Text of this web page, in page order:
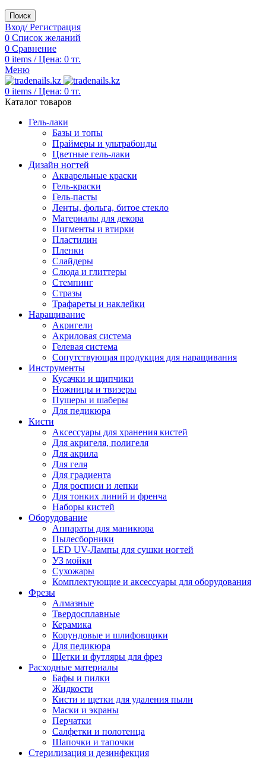
Поиск
Вход/ Регистрация
0 Список желаний
0 Сравнение
0 items / Цена: 0 тг.
Меню
0 items / Цена: 0 тг.
Каталог товаров
Гель-лаки
Базы и топы
Праймеры и ультрабонды
Цветные гель-лаки
Дизайн ногтей
Акварельные краски
Гель-краски
Гель-пасты
Ленты, фольга, битое стекло
Материалы для декора
Пигменты и втирки
Пластилин
Пленки
Слайдеры
Слюда и глиттеры
Стемпинг
Стразы
Трафареты и наклейки
Наращивание
Акригели
Акриловая система
Гелевая система
Сопутствующая продукция для наращивания
Инструменты
Кусачки и щипчики
Ножницы и твизеры
Пушеры и шаберы
Для педикюра
Кисти
Аксессуары для хранения кистей
Для акригеля, полигеля
Для акрила
Для геля
Для градиента
Для росписи и лепки
Для тонких линий и френча
Наборы кистей
Оборудование
Аппараты для маникюра
Пылесборники
LED UV-Лампы для сушки ногтей
УЗ мойки
Сухожары
Комплектующие и аксессуары для оборудования
Фрезы
Алмазные
Твердосплавные
Керамика
Корундовые и шлифовщики
Для педикюра
Щетки и футляры для фрез
Расходные материалы
Бафы и пилки
Жидкости
Кисти и щетки для удаления пыли
Маски и экраны
Перчатки
Салфетки и полотенца
Шапочки и тапочки
Стерилизация и дезинфекция